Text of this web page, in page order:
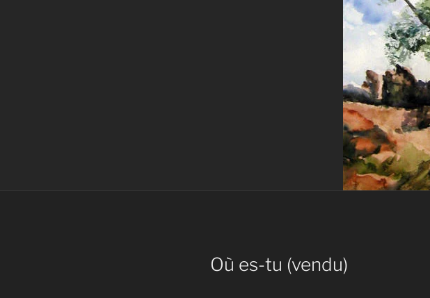
Où es-tu (vendu)